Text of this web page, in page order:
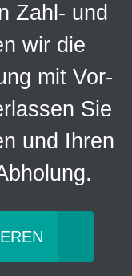
Zahl- und
wir die
mit Vor-
Sie
und Ihren